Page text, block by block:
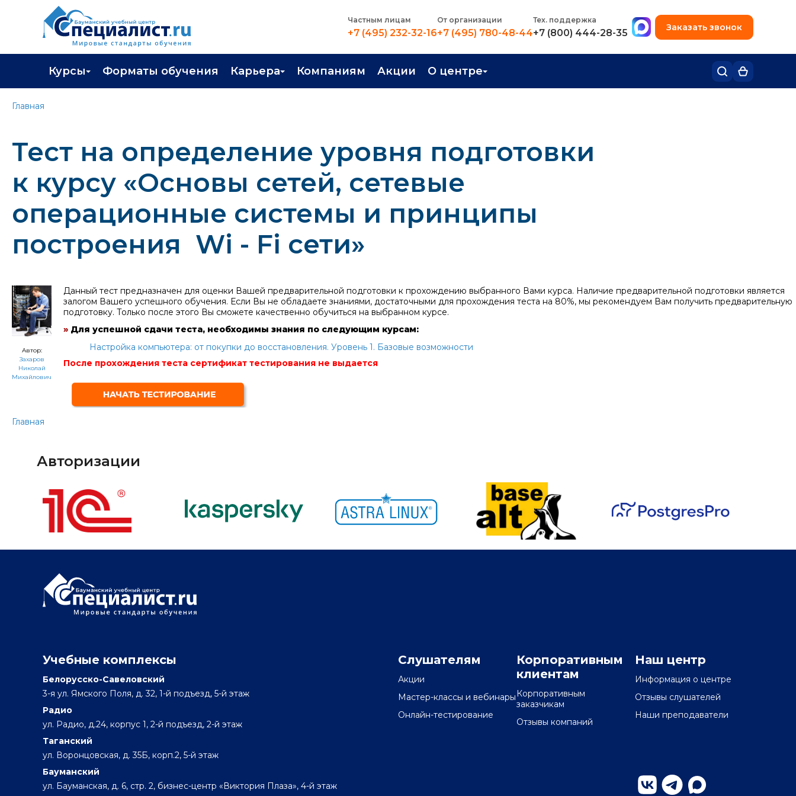
Частным лицам
+7 (495) 232-32-16
От организации
+7 (495) 780-48-44
Тех. поддержка
+7 (800) 444-28-35
+7 (495) 780-48-49
Заказать звонок
Курсы
Профессиональная переподготовка
Программа лояльности
Подарить сертификат на обучение
Форматы обучения Карьера
Трудоустройство
Компаниям Акции О центре
О центре
Вакансии
Главная
Тест на определение уровня подготовки
к курсу «Основы сетей, сетевые
операционные системы и принципы
построения Wi - Fi сети»
Автор:
Захаров
Николай
Михайлович
Данный тест предназначен для оценки Вашей предварительной подготовки к прохождению выбранного Вами курса. Наличие предварительной подготовки является
залогом Вашего успешного обучения. Если Вы не обладаете знаниями, достаточными для прохождения теста на 80%, мы рекомендуем Вам получить предварительную
подготовку. Только после этого Вы сможете качественно обучиться на выбранном курсе.
» Для успешной сдачи теста, необходимы знания по следующим курсам:
Настройка компьютера: от покупки до восстановления. Уровень 1. Базовые возможности
После прохождения теста сертификат тестирования не выдается
Главная
Авторизации
Учебные комплексы
Белорусско-Савеловский
3-я ул. Ямского Поля, д. 32, 1-й подъезд, 5-й этаж
Радио
ул. Радио, д.24, корпус 1, 2-й подъезд, 2-й этаж
Таганский
ул. Воронцовская, д. 35Б, корп.2, 5-й этаж
Бауманский
ул. Бауманская, д. 6, стр. 2, бизнес-центр «Виктория Плаза», 4-й этаж
Слушателям
Акции
Мастер-классы и вебинары
Онлайн-тестирование
Корпоративным
клиентам
Корпоративным
заказчикам
Отзывы компаний
Наш центр
Информация о центре
Отзывы слушателей
Наши преподаватели